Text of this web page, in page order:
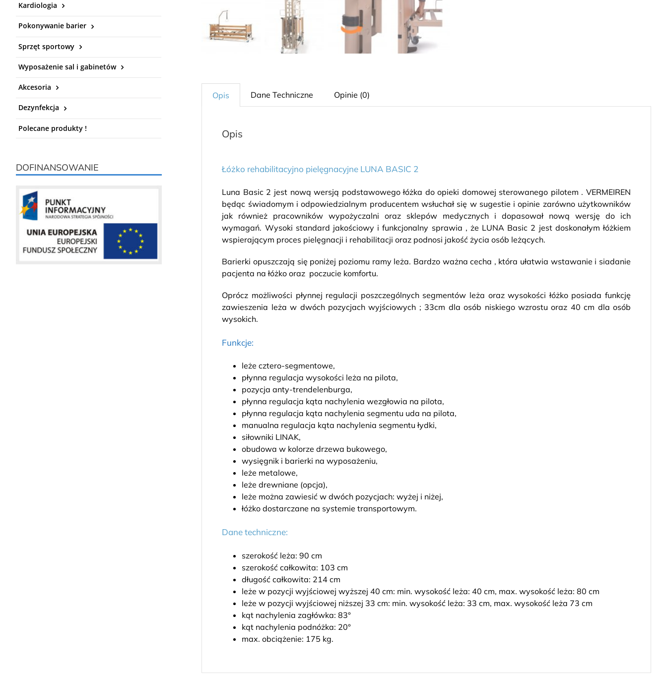
Opis Dane Techniczne Opinie (0)
Opis
Łóżko rehabilitacyjno pielęgnacyjne LUNA BASIC 2
Luna Basic 2 jest nową wersją podstawowego łóżka do opieki domowej sterowanego pilotem . VERMEIREN
będąc świadomym i odpowiedzialnym producentem wsłuchał się w sugestie i opinie zarówno użytkowników
jak również pracowników wypożyczalni oraz sklepów medycznych i dopasował nową wersję do ich
wymagań. Wysoki standard jakościowy i funkcjonalny sprawia , że LUNA Basic 2 jest doskonałym łóżkiem
wspierającym proces pielęgnacji i rehabilitacji oraz podnosi jakość życia osób leżących.
Barierki opuszczają się poniżej poziomu ramy leża. Bardzo ważna cecha , która ułatwia wstawanie i siadanie
pacjenta na łóżko oraz poczucie komfortu.
Oprócz możliwości płynnej regulacji poszczególnych segmentów leża oraz wysokości łóżko posiada funkcję
zawieszenia leża w dwóch pozycjach wyjściowych ; 33cm dla osób niskiego wzrostu oraz 40 cm dla osób
wysokich.
Funkcje:
leże cztero-segmentowe,
płynna regulacja wysokości leża na pilota,
pozycja anty-trendelenburga,
płynna regulacja kąta nachylenia wezgłowia na pilota,
płynna regulacja kąta nachylenia segmentu uda na pilota,
manualna regulacja kąta nachylenia segmentu łydki,
siłowniki LINAK,
obudowa w kolorze drzewa bukowego,
wysięgnik i barierki na wyposażeniu,
leże metalowe,
leże drewniane (opcja),
leże można zawiesić w dwóch pozycjach: wyżej i niżej,
łóżko dostarczane na systemie transportowym.
Dane techniczne:
szerokość leża: 90 cm
szerokość całkowita: 103 cm
długość całkowita: 214 cm
leże w pozycji wyjściowej wyższej 40 cm: min. wysokość leża: 40 cm, max. wysokość leża: 80 cm
leże w pozycji wyjściowej niższej 33 cm: min. wysokość leża: 33 cm, max. wysokość leża 73 cm
kąt nachylenia zagłówka: 83°
kąt nachylenia podnóżka: 20°
max. obciążenie: 175 kg.
Kardiologia
Pokonywanie barier
Sprzęt sportowy
Wyposażenie sal i gabinetów
Akcesoria
Dezynfekcja
Polecane produkty !
DOFINANSOWANIE